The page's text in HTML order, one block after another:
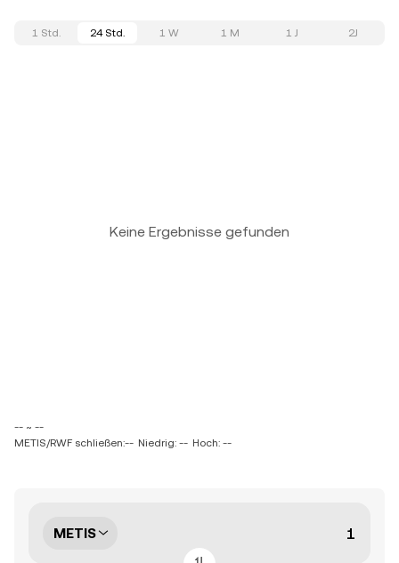
1 Std. 24 Std. 1 W 1 M 1 J 2J
Keine Ergebnisse gefunden
-- ~ --
METIS/RWF schließen:-- Niedrig: -- Hoch: --
METIS